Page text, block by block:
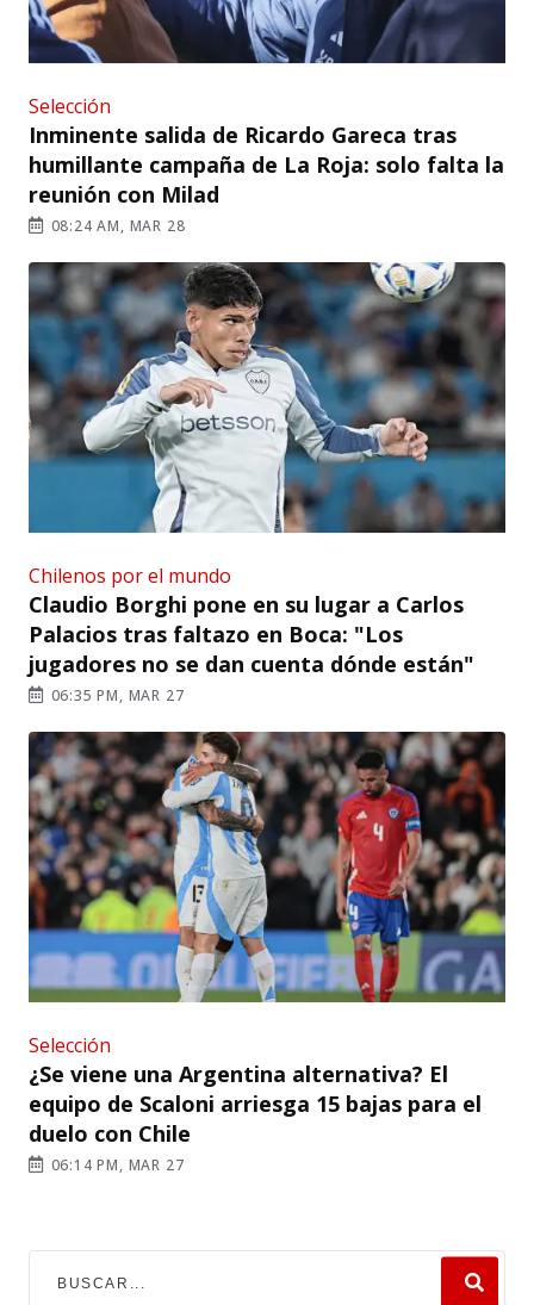
Selección
Inminente salida de Ricardo Gareca tras
humillante campaña de La Roja: solo falta la
reunión con Milad
08:24 AM, MAR 28
Chilenos por el mundo
Claudio Borghi pone en su lugar a Carlos
Palacios tras faltazo en Boca: "Los
jugadores no se dan cuenta dónde están"
06:35 PM, MAR 27
Selección
¿Se viene una Argentina alternativa? El
equipo de Scaloni arriesga 15 bajas para el
duelo con Chile
06:14 PM, MAR 27